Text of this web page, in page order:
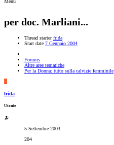
Menu
per doc. Marliani...
Thread starter frida
Start date 7 Gennaio 2004
Forums
Altre aree tematiche
Per la Donna: tutto sulla calvizie femminile
F
frida
Utente
5 Settembre 2003
204